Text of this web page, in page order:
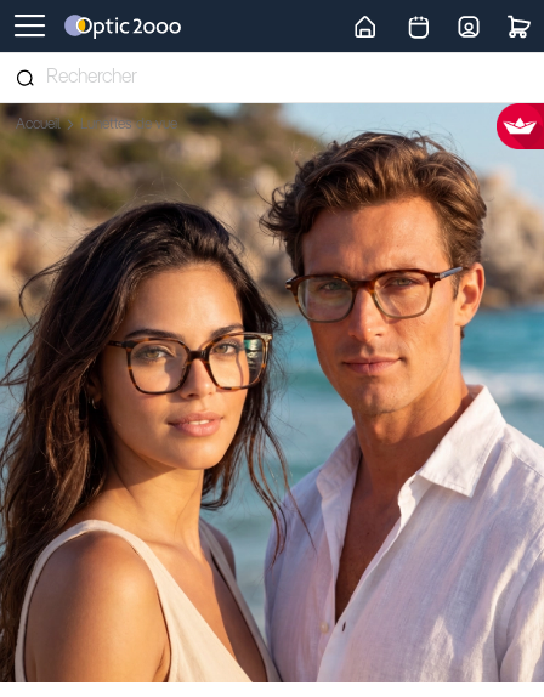
Retour vers la page d'accueil
Accueil Lunettes de vue